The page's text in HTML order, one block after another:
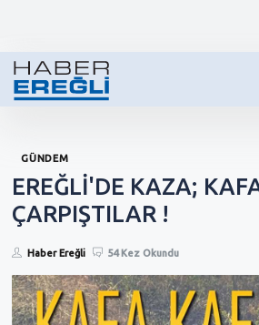
GÜNDEM
EREĞLİ'DE KAZA;
ÇARPIŞTILAR !
Haber Ereğli 54 Kez Okundu